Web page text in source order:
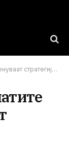
стратегијата